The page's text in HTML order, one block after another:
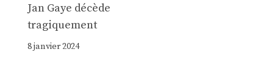
Jan Gaye décède
tragiquement
8 janvier 2024